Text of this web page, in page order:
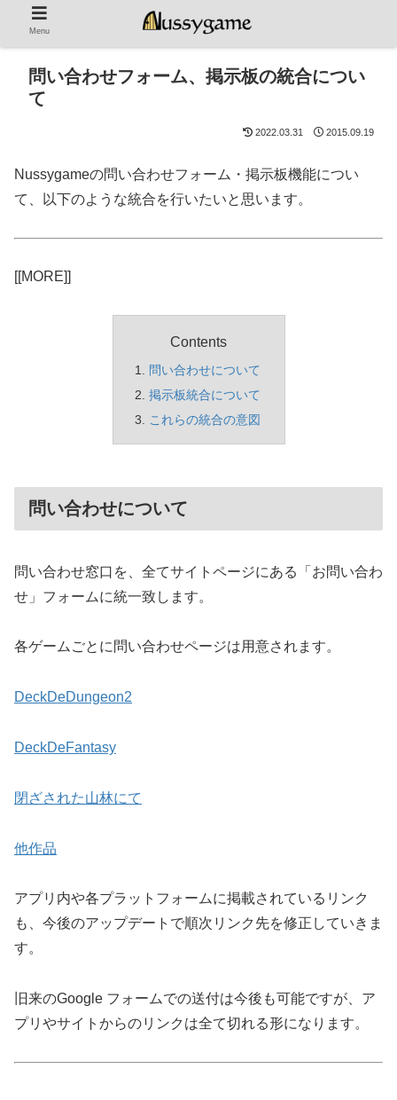
問い合わせフォーム、掲示板の統合につい
て
2022.03.31 2015.09.19
Nussygameの問い合わせフォーム・掲示板機能につい
て、以下のような統合を行いたいと思います。
[[MORE]]
Contents
問い合わせについて
掲示板統合について
これらの統合の意図
問い合わせについて
問い合わせ窓口を、全てサイトページにある「お問い合わ
せ」フォームに統一致します。
各ゲームごとに問い合わせページは用意されます。
DeckDeDungeon2
DeckDeFantasy
閉ざされた山林にて
他作品
アプリ内や各プラットフォームに掲載されているリンク
も、今後のアップデートで順次リンク先を修正していきま
す。
旧来のGoogle フォームでの送付は今後も可能ですが、ア
プリやサイトからのリンクは全て切れる形になります。
Menu